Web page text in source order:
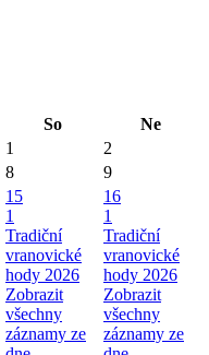
So
Ne
1
2
8 9
15
1
Tradiční
vranovické
hody 2026
Zobrazit
všechny
záznamy ze
16
1
Tradiční
vranovické
hody 2026
Zobrazit
všechny
záznamy ze